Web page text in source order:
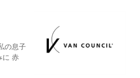
の息子
に 赤